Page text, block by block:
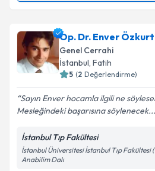
Doç. Dr. Selman Emiroğlu
talebi oluşturun. Size bu
için bir takvim hazırlandığında
bilgilendireceğiz.
E-posta Adresiniz
Kişisel verilerimin
Metni
Op. Dr. Enver Özkurt
Genel Cerrahi
İstanbul, Fatih
5 (2 Değerlendirme)
Sayın Enver hocamla ilgili ne
Mesleğindeki başarısına söylenecek...
İstanbul Tıp Fakültesi
İstanbul Üniversitesi İstanbul Tıp Fakültesi
Anabilim Dalı